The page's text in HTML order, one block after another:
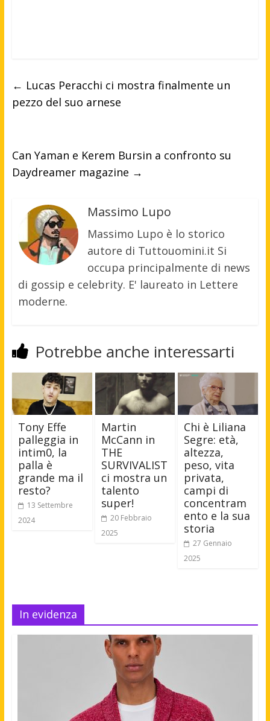
← Lucas Peracchi ci mostra finalmente un
pezzo del suo arnese
Can Yaman e Kerem Bursin a confronto su
Daydreamer magazine →
Massimo Lupo
Massimo Lupo è lo storico
autore di Tuttouomini.it Si
occupa principalmente di news
di gossip e celebrity. E' laureato in Lettere
moderne.
Potrebbe anche interessarti
Tony Effe
palleggia in
intim0, la
palla è
grande ma il
resto?
13 Settembre
2024
Martin
McCann in
THE
SURVIVALIST
ci mostra un
talento
super!
20 Febbraio
2025
Chi è Liliana
Segre: età,
altezza,
peso, vita
privata,
campi di
concentram
ento e la sua
storia
27 Gennaio
2025
In evidenza